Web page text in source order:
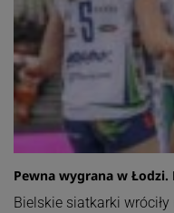
Pewna wygrana w
Bielskie siatkarki